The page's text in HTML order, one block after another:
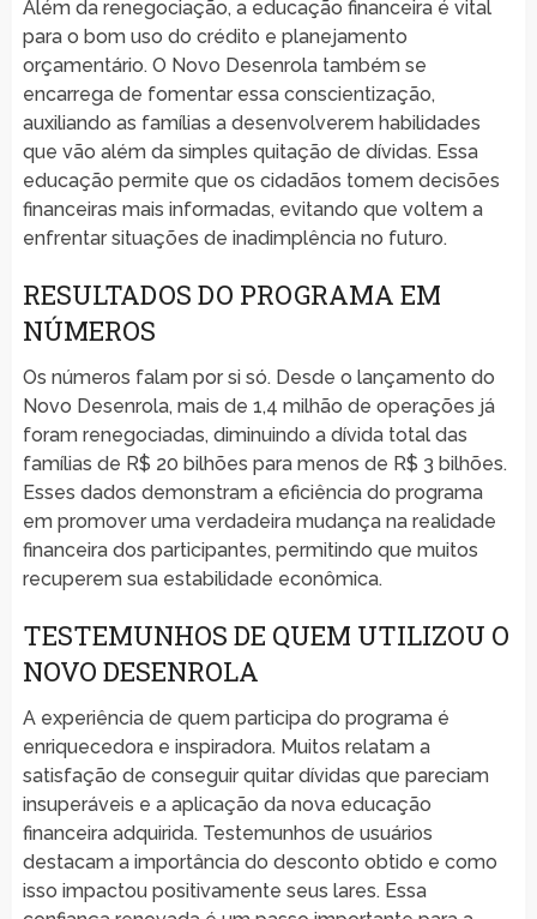
Além da renegociação, a educação financeira é vital
para o bom uso do crédito e planejamento
orçamentário. O Novo Desenrola também se
encarrega de fomentar essa conscientização,
auxiliando as famílias a desenvolverem habilidades
que vão além da simples quitação de dívidas. Essa
educação permite que os cidadãos tomem decisões
financeiras mais informadas, evitando que voltem a
enfrentar situações de inadimplência no futuro.
RESULTADOS DO PROGRAMA EM
NÚMEROS
Os números falam por si só. Desde o lançamento do
Novo Desenrola, mais de 1,4 milhão de operações já
foram renegociadas, diminuindo a dívida total das
famílias de R$ 20 bilhões para menos de R$ 3 bilhões.
Esses dados demonstram a eficiência do programa
em promover uma verdadeira mudança na realidade
financeira dos participantes, permitindo que muitos
recuperem sua estabilidade econômica.
TESTEMUNHOS DE QUEM UTILIZOU O
NOVO DESENROLA
A experiência de quem participa do programa é
enriquecedora e inspiradora. Muitos relatam a
satisfação de conseguir quitar dívidas que pareciam
insuperáveis e a aplicação da nova educação
financeira adquirida. Testemunhos de usuários
destacam a importância do desconto obtido e como
isso impactou positivamente seus lares. Essa